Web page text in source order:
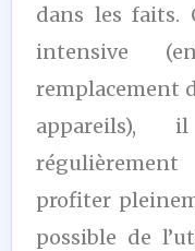
dans les faits.
intensive
remplacement
profiter
possible de